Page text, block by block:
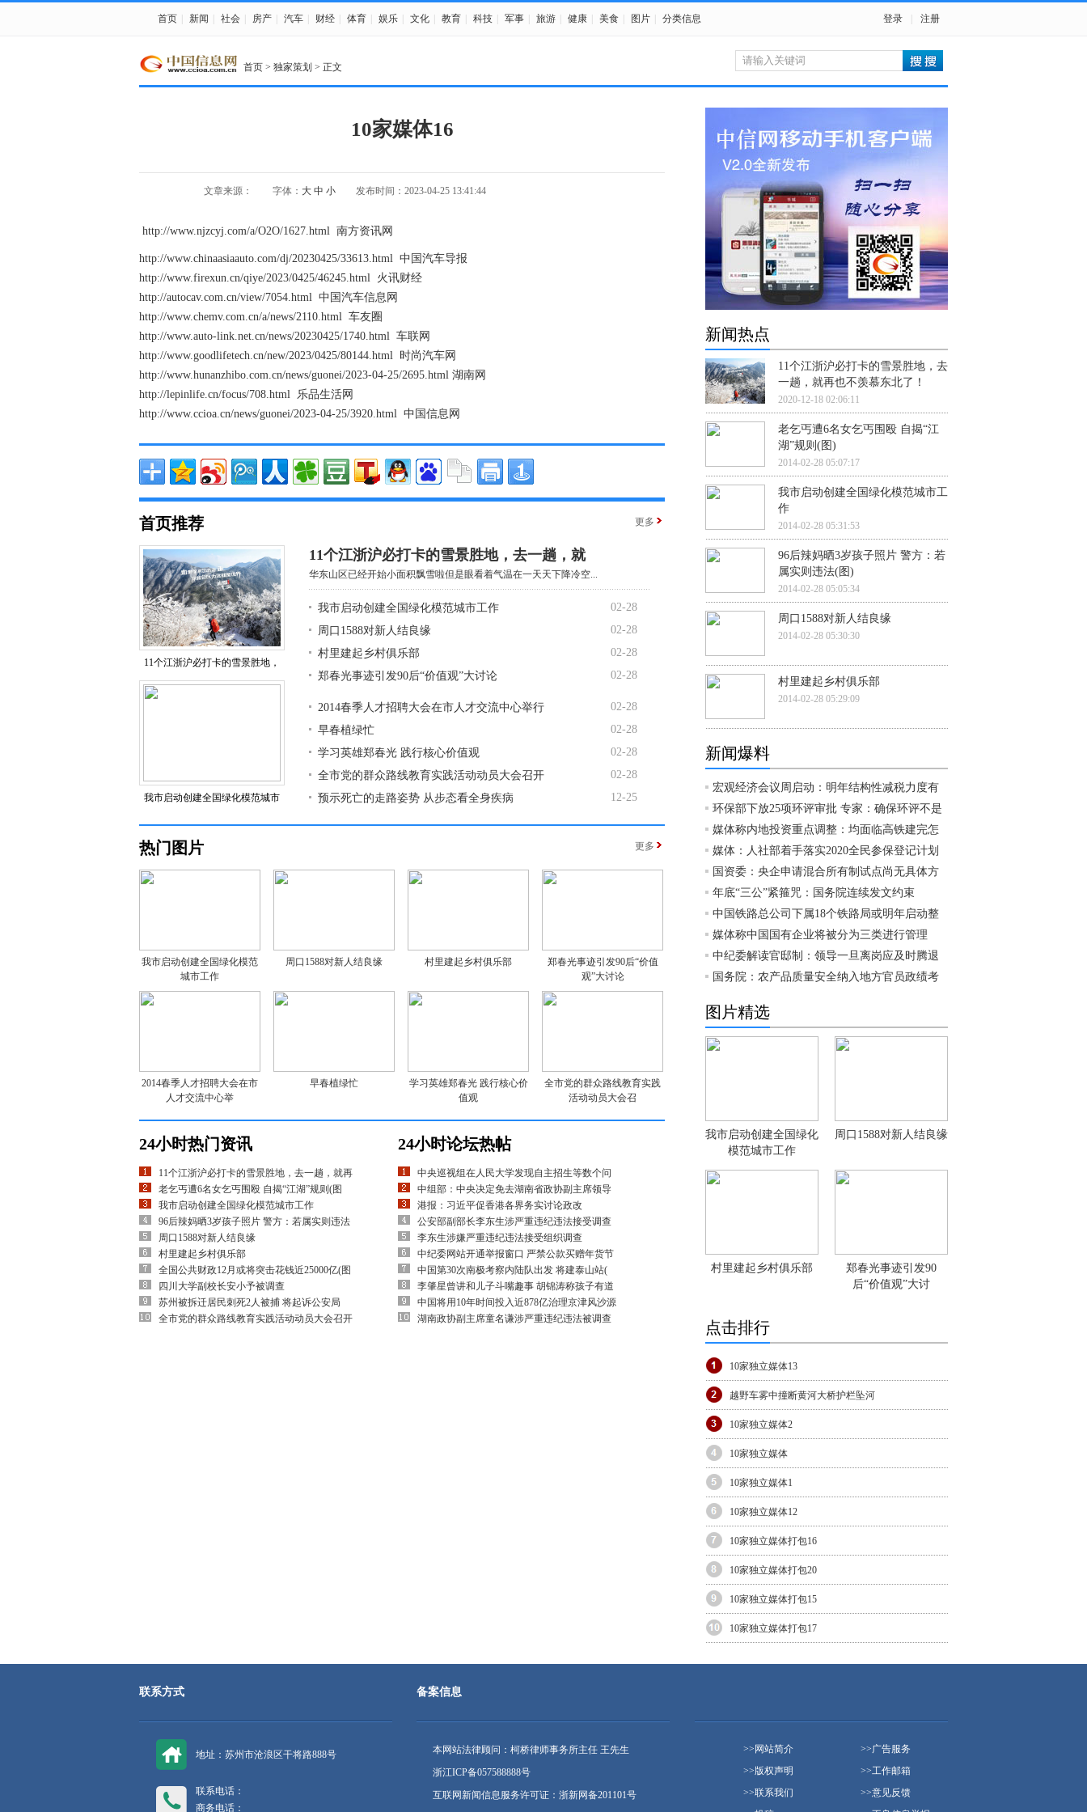
首页 新闻 社会 房产 汽车 财经 体育 娱乐 文化 教育 科技 军事 旅游 健康 美食 图片 分类信息 登录 注册
首页 > 独家策划 > 正文
10家媒体16
文章来源： 字体： 大 中 小 发布时间：2023-04-25 13:41:44
http://www.njzcyj.com/a/O2O/1627.html 南方资讯网
http://www.chinaasiaauto.com/dj/20230425/33613.html 中国汽车导报
http://www.firexun.cn/qiye/2023/0425/46245.html 火讯财经
http://autocav.com.cn/view/7054.html 中国汽车信息网
http://www.chemv.com.cn/a/news/2110.html 车友圈
http://www.auto-link.net.cn/news/20230425/1740.html 车联网
http://www.goodlifetech.cn/new/2023/0425/80144.html 时尚汽车网
http://www.hunanzhibo.com.cn/news/guonei/2023-04-25/2695.html 湖南网
http://lepinlife.cn/focus/708.html 乐品生活网
http://www.ccioa.cn/news/guonei/2023-04-25/3920.html 中国信息网
首页推荐 更多
11个江浙沪必打卡的雪景胜地，
我市启动创建全国绿化模范城市
11个江浙沪必打卡的雪景胜地，去一趟，就
华东山区已经开始小面积飘雪啦但是眼看着气温在一天天下降冷空...
我市启动创建全国绿化模范城市工作
02-28
周口1588对新人结良缘
02-28
村里建起乡村俱乐部
02-28
郑春光事迹引发90后“价值观”大讨论
02-28
2014春季人才招聘大会在市人才交流中心举行
02-28
早春植绿忙
02-28
学习英雄郑春光 践行核心价值观
02-28
全市党的群众路线教育实践活动动员大会召开
02-28
预示死亡的走路姿势 从步态看全身疾病
12-25
热门图片 更多
我市启动创建全国绿化模范
城市工作
周口1588对新人结良缘 村里建起乡村俱乐部
郑春光事迹引发90后“价值
观”大讨论
2014春季人才招聘大会在市
人才交流中心举
早春植绿忙
学习英雄郑春光 践行核心价
值观
全市党的群众路线教育实践
活动动员大会召
24小时热门资讯
11个江浙沪必打卡的雪景胜地，去一趟，就再
老乞丐遭6名女乞丐围殴 自揭“江湖”规则(图
我市启动创建全国绿化模范城市工作
96后辣妈晒3岁孩子照片 警方：若属实则违法
周口1588对新人结良缘
村里建起乡村俱乐部
全国公共财政12月或将突击花钱近25000亿(图
四川大学副校长安小予被调查
苏州被拆迁居民刺死2人被捕 将起诉公安局
全市党的群众路线教育实践活动动员大会召开
24小时论坛热帖
中央巡视组在人民大学发现自主招生等数个问
中组部：中央决定免去湖南省政协副主席领导
港报：习近平促香港各界务实讨论政改
公安部副部长李东生涉严重违纪违法接受调查
李东生涉嫌严重违纪违法接受组织调查
中纪委网站开通举报窗口 严禁公款买赠年货节
中国第30次南极考察内陆队出发 将建泰山站(
李肇星曾讲和儿子斗嘴趣事 胡锦涛称孩子有道
中国将用10年时间投入近878亿治理京津风沙源
湖南政协副主席童名谦涉严重违纪违法被调查
新闻热点
11个江浙沪必打卡的雪景胜地，去
一趟，就再也不羡慕东北了！
2020-12-18 02:06:11
老乞丐遭6名女乞丐围殴 自揭“江
湖”规则(图)
2014-02-28 05:07:17
我市启动创建全国绿化模范城市工
作
2014-02-28 05:31:53
96后辣妈晒3岁孩子照片 警方：若
属实则违法(图)
2014-02-28 05:05:34
周口1588对新人结良缘
2014-02-28 05:30:30
村里建起乡村俱乐部
2014-02-28 05:29:09
新闻爆料
宏观经济会议周启动：明年结构性减税力度有
环保部下放25项环评审批 专家：确保环评不是
媒体称内地投资重点调整：均面临高铁建完怎
媒体：人社部着手落实2020全民参保登记计划
国资委：央企申请混合所有制试点尚无具体方
年底“三公”紧箍咒：国务院连续发文约束
中国铁路总公司下属18个铁路局或明年启动整
媒体称中国国有企业将被分为三类进行管理
中纪委解读官邸制：领导一旦离岗应及时腾退
国务院：农产品质量安全纳入地方官员政绩考
图片精选
我市启动创建全国绿化
模范城市工作
周口1588对新人结良缘
村里建起乡村俱乐部
郑春光事迹引发90
后“价值观”大讨
点击排行
10家独立媒体13
越野车雾中撞断黄河大桥护栏坠河
10家独立媒体2
10家独立媒体
10家独立媒体1
10家独立媒体12
10家独立媒体打包16
10家独立媒体打包20
10家独立媒体打包15
10家独立媒体打包17
联系方式
地址：苏州市沧浪区干将路888号
联系电话：
商务电话：
备案信息
本网站法律顾问：柯桥律师事务所主任 王先生
浙江ICP备057588888号
互联网新闻信息服务许可证：浙新网备201101号
>> 网站简介 >>广告服务
>>版权声明 >>工作邮箱
>>联系我们 >>意见反馈